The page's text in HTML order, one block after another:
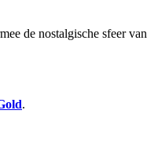
de nostalgische sfeer
.